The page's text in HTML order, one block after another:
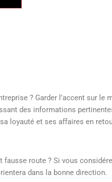
? Garder l’accent sur le
des informations
loyauté et ses affaires en
fausse route ? Si vous
dans la bonne direction.